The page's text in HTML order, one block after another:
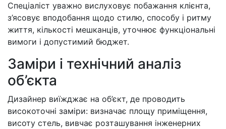
Спеціаліст уважно вислуховує побажання клієнта,
з’ясовує вподобання щодо стилю, способу і ритму
життя, кількості мешканців, уточнює функціональні
вимоги і допустимий бюджет.
Заміри і технічний аналіз
об’єкта
Дизайнер виїжджає на об’єкт, де проводить
високоточні заміри: визначає площу приміщення,
висоту стель, вивчає розташування інженерних